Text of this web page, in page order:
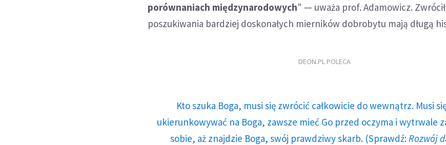
porównaniach międzynarodowych" — uważa prof. Adamowicz.
poszukiwania bardziej doskonałych mierników dobrobytu mają długą
DEON.PL POLECA
Kto szuka Boga, musi się zwrócić całkowicie do wewnątrz. Musi
ukierunkowywać na Boga, zawsze mieć Go przed oczyma i wytrwale
sobie, aż znajdzie Boga, swój prawdziwy skarb. (Sprawdź: Rozwój